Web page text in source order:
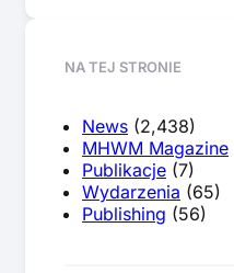
NA TEJ STRONIE
News (2,438)
MHWM Magazine
Publikacje (7)
Wydarzenia (65)
Publishing (56)